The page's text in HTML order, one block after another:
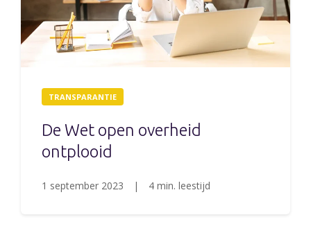
TRANSPARANTIE
De Wet open overheid
ontplooid
1 september 2023 | 4 min. leestijd